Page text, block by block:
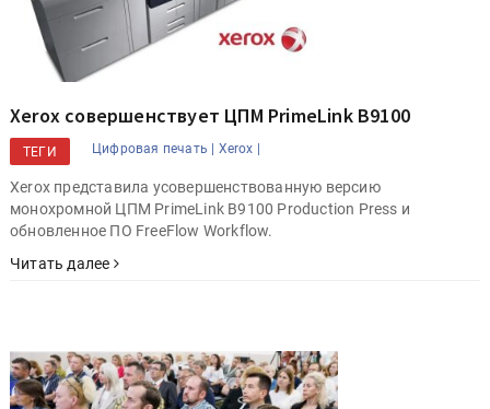
Xerox совершенствует ЦПМ PrimeLink B9100
ТЕГИ Цифровая печать | Xerox |
Xerox представила усовершенствованную версию
монохромной ЦПМ PrimeLink B9100 Production Press и
обновленное ПО FreeFlow Workflow.
Читать далее